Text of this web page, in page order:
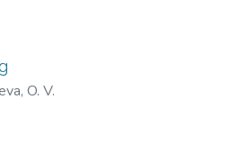
O. V.